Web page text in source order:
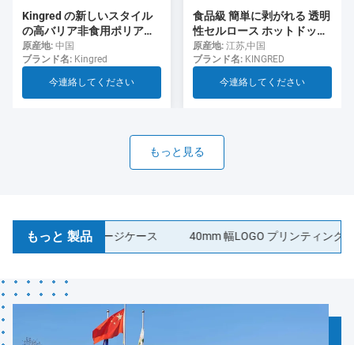
Kingred の新しいスタイル
の高バリア非食用ポリアミ
ド ソーセージ ケーシング食
品グレード
原産地: 中国
ブランド名: Kingred
今連絡してください
食品級 簡単に剥がれる 透明
性セルロース ホットドッグ
用のソーセージ
原産地: 江苏,中国
ブランド名: KINGRED
今連絡してください
もっと見る
もっと 製品
ーゲンソーセージケース 40mm 幅LOGO プリンティング 防水